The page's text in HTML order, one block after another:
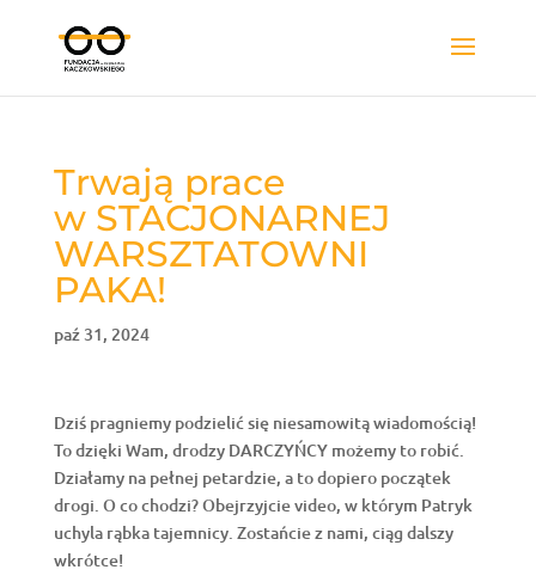
Trwają prace
w STACJONARNEJ
WARSZTATOWNI
PAKA!
paź 31, 2024
Dziś pragniemy podzielić się niesamowitą wiadomością!
To dzięki Wam, drodzy DARCZYŃCY możemy to robić.
Działamy na pełnej petardzie, a to dopiero początek
drogi. O co chodzi? Obejrzyjcie video, w którym Patryk
uchyla rąbka tajemnicy. Zostańcie z nami, ciąg dalszy
wkrótce!